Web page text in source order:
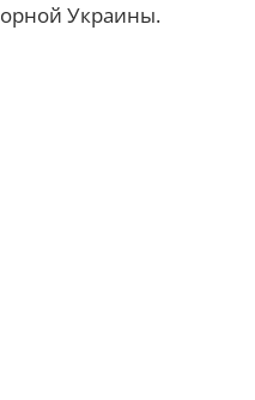
Украины.